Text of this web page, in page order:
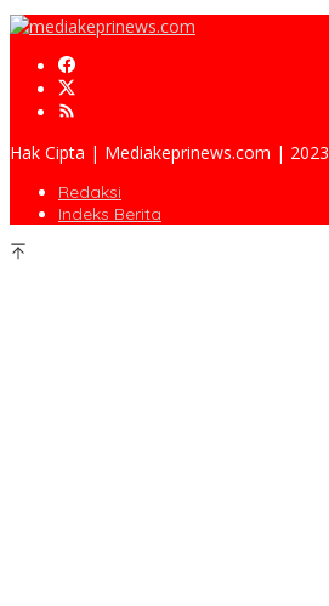
Hak Cipta | Mediakeprinews.com | 2023
Redaksi
Indeks Berita